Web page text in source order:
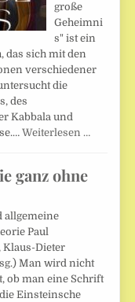
große
Geheimni
s" ist ein
das sich mit den
verschiedener
die
des
Kabbala und
Weiterlesen …
ganz ohne
allgemeine
Paul
Klaus-Dieter
Man wird nicht
ob man eine Schrift
Einsteinsche